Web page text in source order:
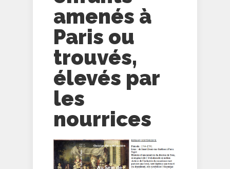
amenés à
Paris ou
trouvés,
élevés par
les
nourrices